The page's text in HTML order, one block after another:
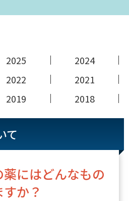
2025
2024
2022
2021
2019 2018
て
にはどんなもの
か？